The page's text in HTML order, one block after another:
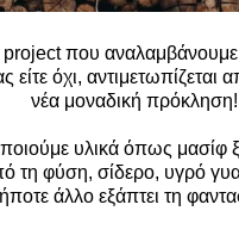
που αναλαμβάνουμε,
είτε όχι, αντιμετωπίζεται
νέα μοναδική πρόκληση!
υλικά όπως μασίφ
τη φύση, σίδερο, υγρό
άλλο εξάπτει τη